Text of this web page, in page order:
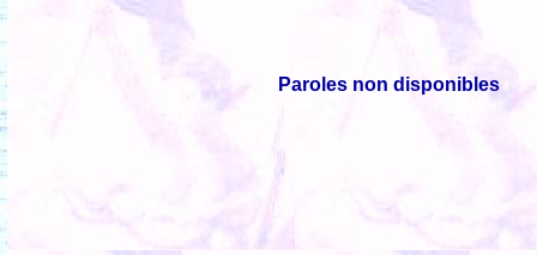
Paroles non disponibles